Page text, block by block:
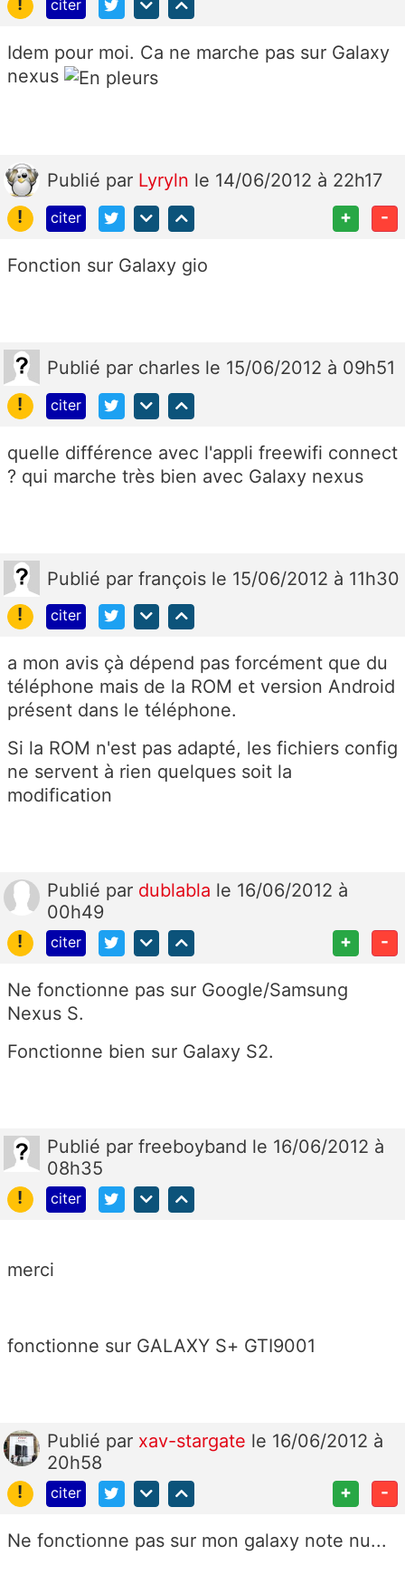
citer
Idem pour moi. Ca ne marche pas sur Galaxy
nexus
Publié par Lyryln le 14/06/2012 à 22h17
!
citer + -
Fonction sur Galaxy gio
Publié par charles le 15/06/2012 à 09h51
!
citer
quelle différence avec l'appli freewifi connect
? qui marche très bien avec Galaxy nexus
Publié par françois le 15/06/2012 à 11h30
!
citer
a mon avis çà dépend pas forcément que du
téléphone mais de la ROM et version Android
présent dans le téléphone.
Si la ROM n'est pas adapté, les fichiers config
ne servent à rien quelques soit la
modification
Publié par dublabla le 16/06/2012 à
00h49
!
citer + -
Ne fonctionne pas sur Google/Samsung
Nexus S.
Fonctionne bien sur Galaxy S2.
Publié par freeboyband le 16/06/2012 à
08h35
!
citer
merci
fonctionne sur GALAXY S+ GTI9001
Publié par xav-stargate le 16/06/2012 à
20h58
!
citer + -
Ne fonctionne pas sur mon galaxy note nu...